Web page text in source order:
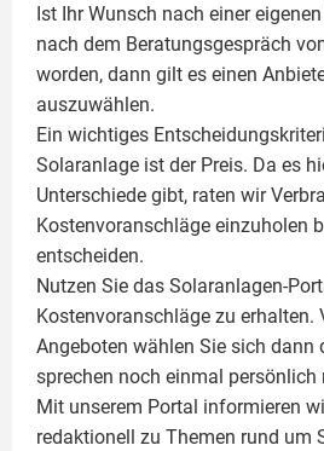
Ist Ihr Wunsch nach einer eigenen
nach dem Beratungsgespräch
worden, dann gilt es einen
auszuwählen.
Ein wichtiges
Solaranlage ist der Preis. Da es
Unterschiede gibt, raten wir
Kostenvoranschläge einzuholen
entscheiden.
Nutzen Sie das Solaranlagen-
Kostenvoranschläge zu erhalten.
Angeboten wählen Sie sich dann
sprechen noch einmal persönlich
Mit unserem Portal informieren
redaktionell zu Themen rund um